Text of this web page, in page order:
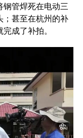
钢管焊死在电动三
；甚至在杭州的补
成了补拍。